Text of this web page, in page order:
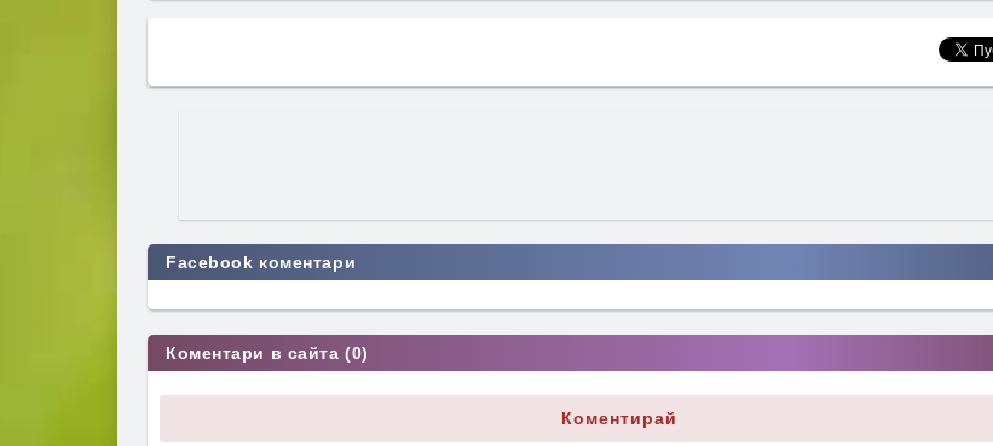
Facebook коментари
Коментари в сайта (0)
Коментирай